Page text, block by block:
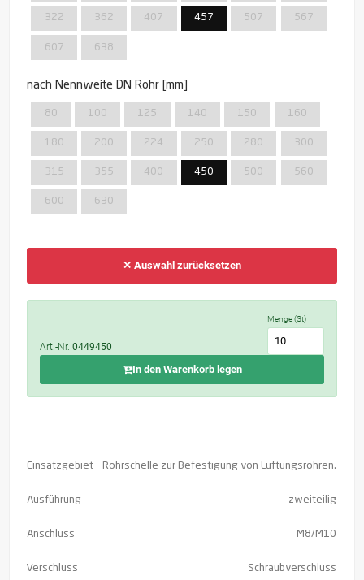
322 362 407 457 507 567
607 638
nach Nennweite DN Rohr [mm]
80 100 125 140 150 160
180 200 224 250 280 300
315 355 400 450 500 560
600 630
✕ Auswahl zurücksetzen
Art.-Nr.0449450
Menge (St)
In den Warenkorb legen
Einsatzgebiet Rohrschelle zur Befestigung von Lüftungsrohren.
Ausführung zweiteilig
Anschluss M8/M10
Verschluss Schraubverschluss